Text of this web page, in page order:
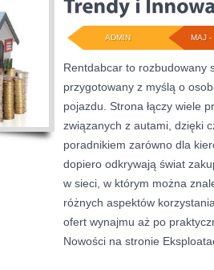
MAJ -
ADMIN
Rentdabcar to rozbudowany
przygotowany z myślą o
pojazdu. Strona łączy wiele
związanych z autami, dzięki
poradnikiem zarówno dla
dopiero odkrywają świat
w sieci, w którym można
różnych aspektów
ofert wynajmu aż po
Nowości na stronie